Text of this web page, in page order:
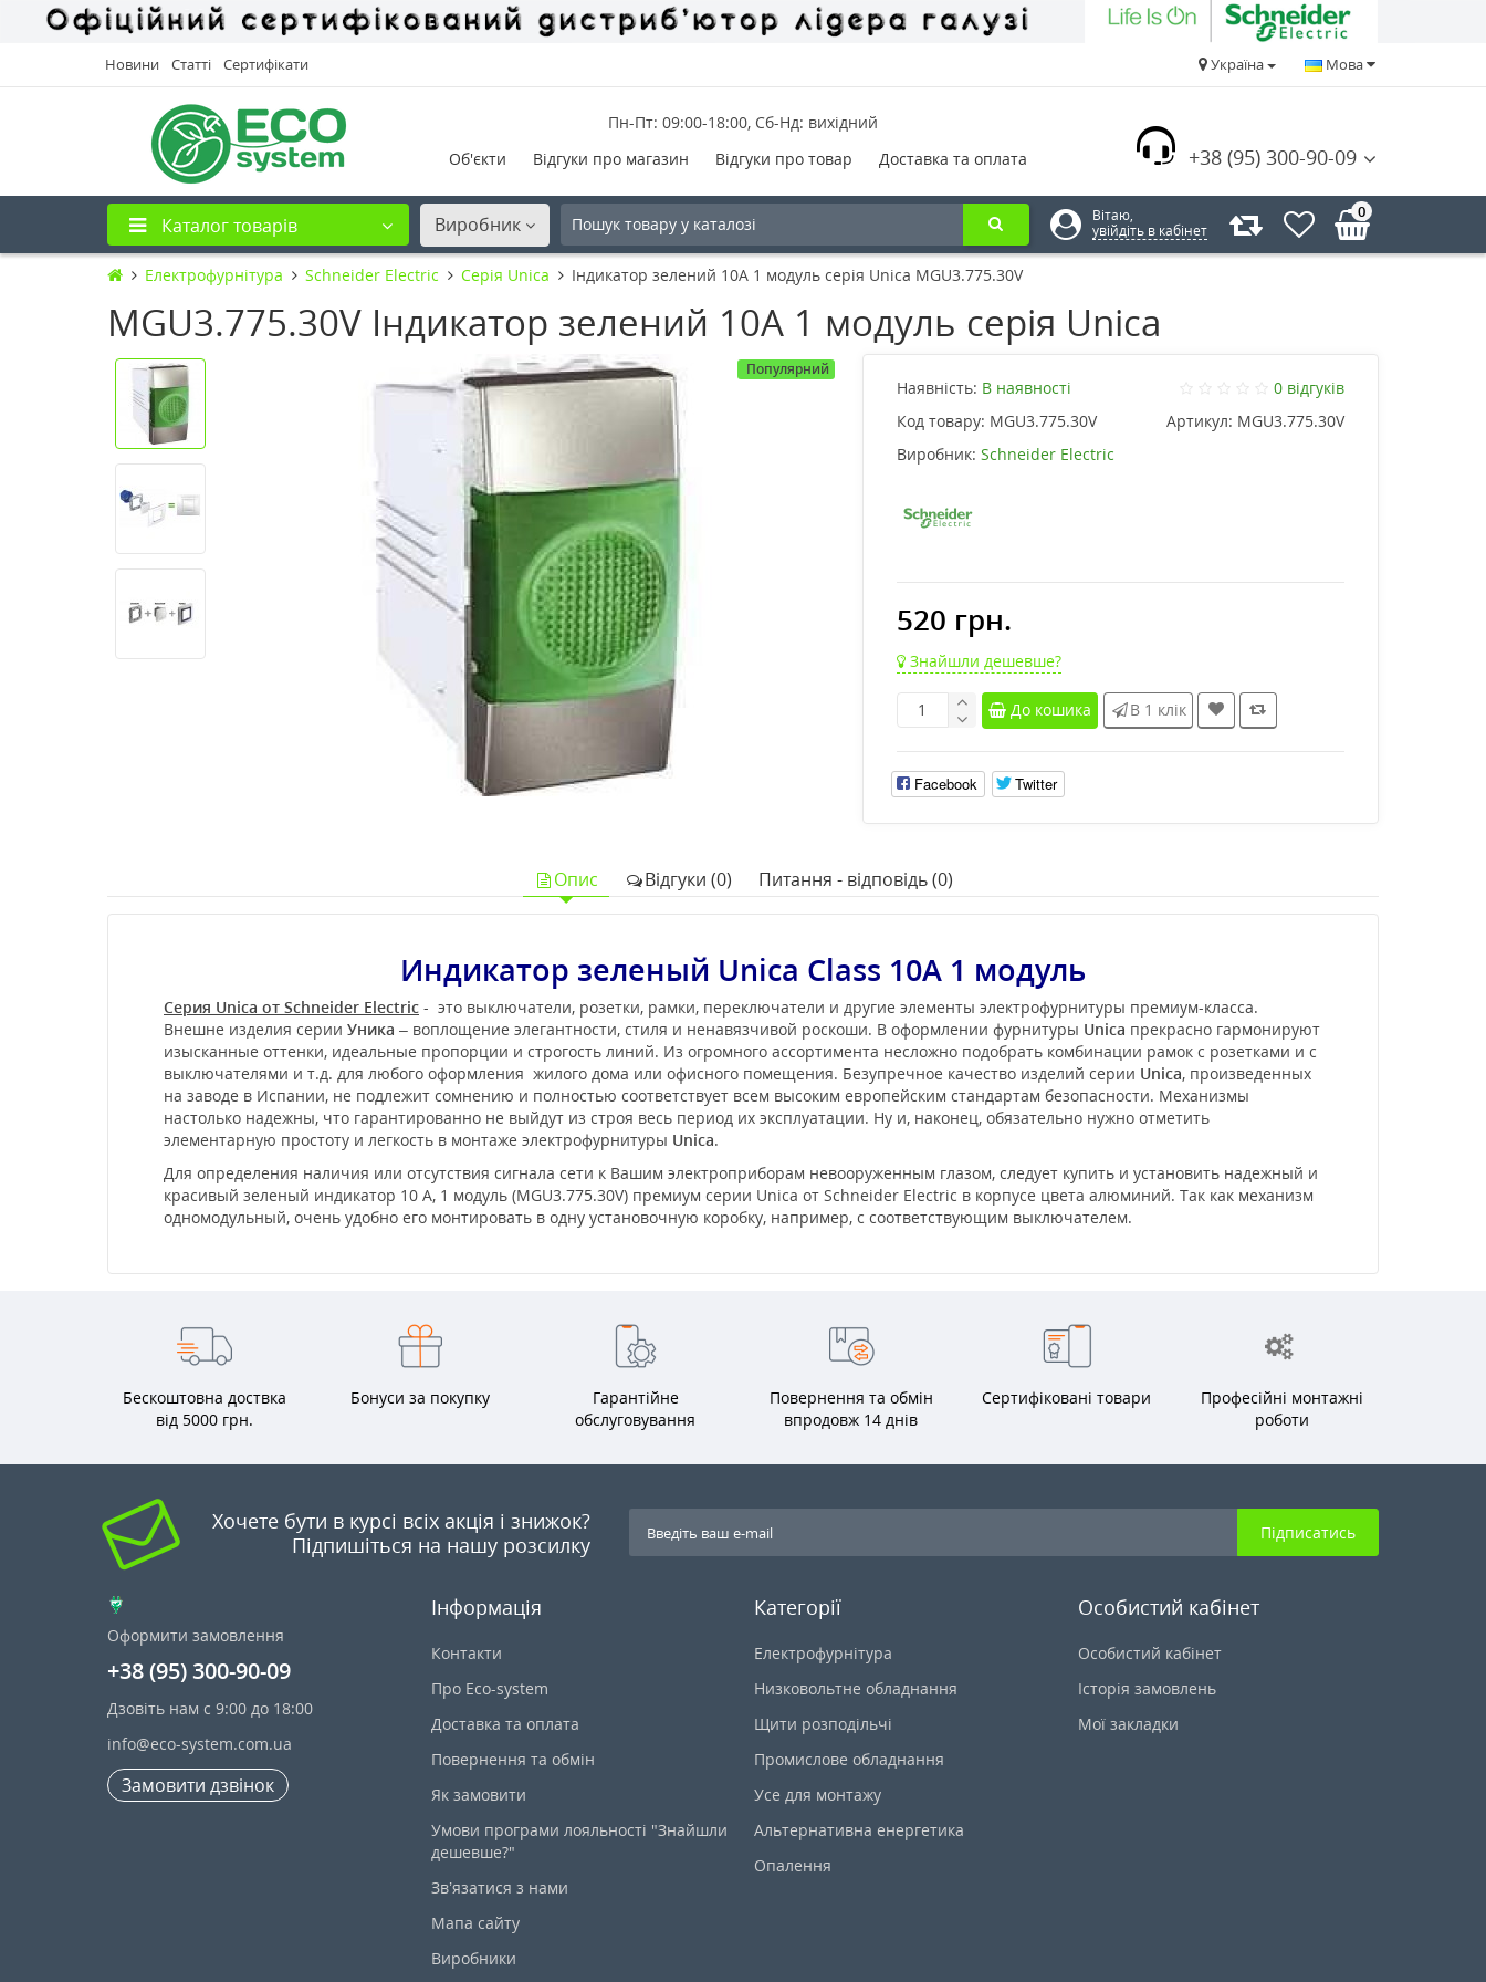
Новини Статті Сертифікати Мова
Україна
+38 (95) 300-90-09
Пн-Пт: 09:00-18:00, Сб-Нд: вихідний
Об'єкти
Відгуки про магазин Відгуки про товар Доставка та оплата
Каталог товарів Виробник
Вітаю,
увійдіть в кабінет
0
Електрофурнітура Schneider Electric Cерія Unica Індикатор зелений 10А 1 модуль серія Unica MGU3.775.30V
MGU3.775.30V Індикатор зелений 10А 1 модуль серія Unica
Популярний
Наявність: В наявності
0 відгуків
Код товару: MGU3.775.30V Артикул: MGU3.775.30V
Виробник: Schneider Electric
520 грн.
Знайшли дешевше?
До кошика В 1 клік
Facebook Twitter
Опис Відгуки (0) Питання - відповідь (0)
Индикатор зеленый Unica Class 10А 1 модуль
Серия Unica от Schneider Electric - это выключатели, розетки, рамки, переключатели и другие элементы электрофурнитуры премиум-класса.
Внешне изделия серии Уника – воплощение элегантности, стиля и ненавязчивой роскоши. В оформлении фурнитуры Unica прекрасно гармонируют
изысканные оттенки, идеальные пропорции и строгость линий. Из огромного ассортимента несложно подобрать комбинации рамок с розетками и с
выключателями и т.д. для любого оформления жилого дома или офисного помещения. Безупречное качество изделий серии Unica, произведенных
на заводе в Испании, не подлежит сомнению и полностью соответствует всем высоким европейским стандартам безопасности. Механизмы
настолько надежны, что гарантированно не выйдут из строя весь период их эксплуатации. Ну и, наконец, обязательно нужно отметить
элементарную простоту и легкость в монтаже электрофурнитуры Unica.
Для определения наличия или отсутствия сигнала сети к Вашим электроприборам невооруженным глазом, следует купить и установить надежный и
красивый зеленый индикатор 10 А, 1 модуль (MGU3.775.30V) премиум серии Unica от Schneider Electric в корпусе цвета алюминий. Так как механизм
одномодульный, очень удобно его монтировать в одну установочную коробку, например, с соответствующим выключателем.
Бескоштовна доствка
від 5000 грн.
Бонуси за покупку
Гарантійне
обслуговування
Повернення та обмін
впродовж 14 днів
Сертифіковані товари
Професійні монтажні
роботи
Хочете бути в курсі всіх акція і знижок?
Підпишіться на нашу розсилку
Підписатись
Оформити замовлення
+38 (95) 300-90-09
Дзовіть нам с 9:00 до 18:00
info@eco-system.com.ua
Замовити дзвінок
Інформація
Контакти
Про Eco-system
Доставка та оплата
Повернення та обмін
Як замовити
Умови програми лояльності "Знайшли
дешевше?"
Зв’язатися з нами
Мапа сайту
Виробники
Категорії
Електрофурнітура
Низковольтне обладнання
Щити розподільчі
Промислове обладнання
Усе для монтажу
Альтернативна енергетика
Опалення
Особистий кабінет
Особистий кабінет
Історія замовлень
Мої закладки